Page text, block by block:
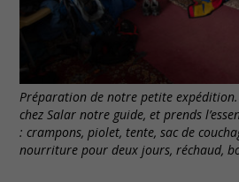
Préparation de notre petite
chez Salar notre guide, et prends
: crampons, piolet, tente, sac de
nourriture pour deux jours, réchaud,